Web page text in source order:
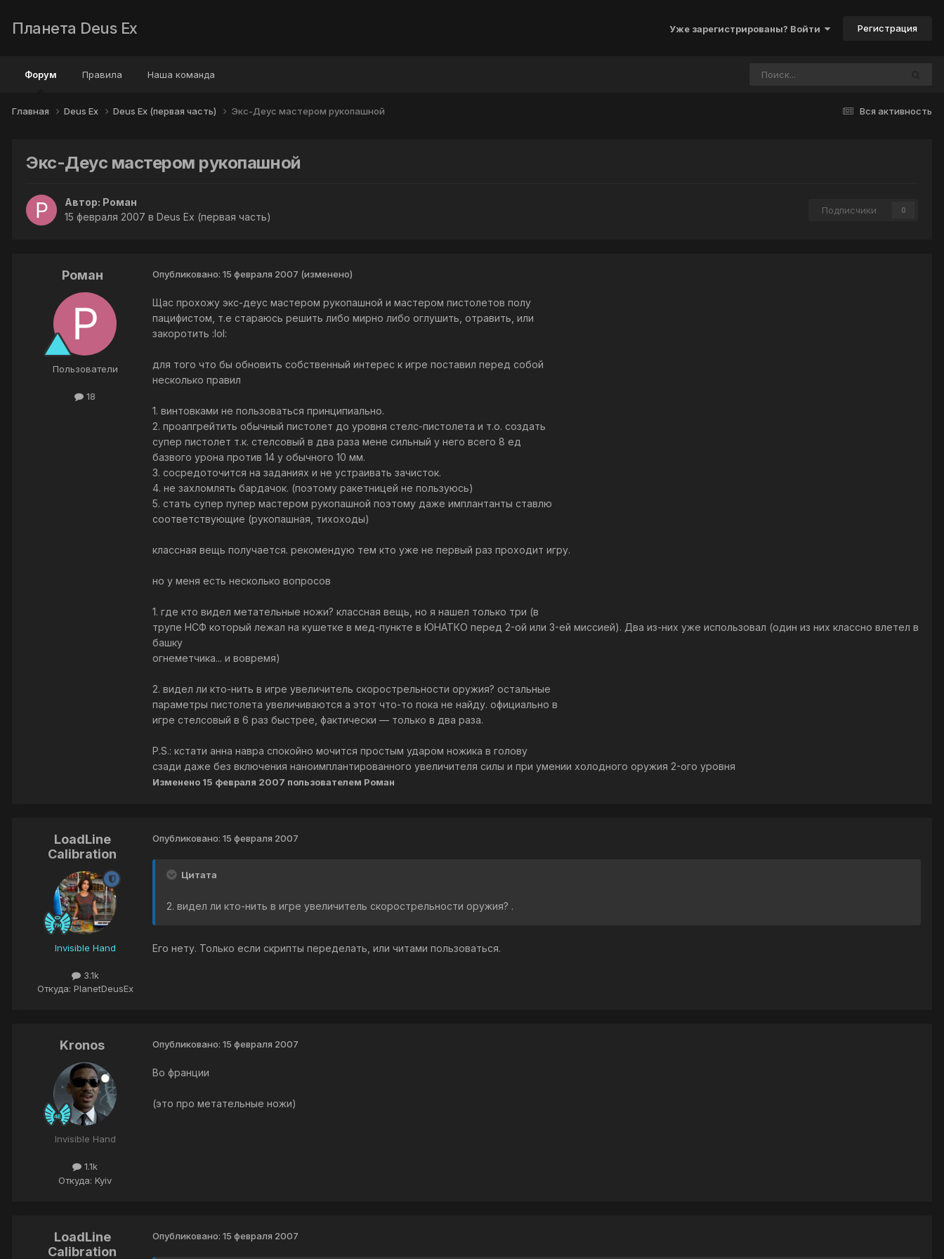
Планета Deus Ex Уже зарегистрированы? Войти Регистрация
Форум Правила Наша команда
Вся активность
Главная Deus Ex Deus Ex (первая часть) Экс-Деус мастером рукопашной
Экс-Деус мастером рукопашной
Автор: Роман
15 февраля 2007 в Deus Ex (первая часть)
Подписчики 0
Роман
Пользователи
18
Опубликовано: 15 февраля 2007 (изменено)
Щас прохожу экс-деус мастером рукопашной и мастером пистолетов полу
пацифистом, т.е стараюсь решить либо мирно либо оглушить, отравить, или
закоротить :lol:
для того что бы обновить собственный интерес к игре поставил перед собой
несколько правил
1. винтовками не пользоваться принципиально.
2. проапгрейтить обычный пистолет до уровня стелс-пистолета и т.о. создать
супер пистолет т.к. стелсовый в два раза мене сильный у него всего 8 ед
базвого урона против 14 у обычного 10 мм.
3. сосредоточится на заданиях и не устраивать зачисток.
4. не захломлять бардачок. (поэтому ракетницей не пользуюсь)
5. стать супер пупер мастером рукопашной поэтому даже имплантанты ставлю
соответствующие (рукопашная, тихоходы)
классная вещь получается. рекомендую тем кто уже не первый раз проходит игру.
но у меня есть несколько вопросов
1. где кто видел метательные ножи? классная вещь, но я нашел только три (в
трупе НСФ который лежал на кушетке в мед-пункте в ЮНАТКО перед 2-ой или 3-ей миссией). Два из-них уже использовал (один из них классно влетел в
башку
огнеметчика... и вовремя)
2. видел ли кто-нить в игре увеличитель скорострельности оружия? остальные
параметры пистолета увеличиваются а этот что-то пока не найду. официально в
игре стелсовый в 6 раз быстрее, фактически — только в два раза.
P.S.: кстати анна навра спокойно мочится простым ударом ножика в голову
сзади даже без включения наноимплантированного увеличителя силы и при умении холодного оружия 2-ого уровня
Изменено 15 февраля 2007 пользователем Роман
LoadLine
Calibration
Invisible Hand
3.1k
Откуда: PlanetDeusEx
Опубликовано: 15 февраля 2007
Цитата
2. видел ли кто-нить в игре увеличитель скорострельности оружия? .
Его нету. Только если скрипты переделать, или читами пользоваться.
Kronos
Invisible Hand
1.1k
Откуда: Kyiv
Опубликовано: 15 февраля 2007
Во франции
(это про метательные ножи)
LoadLine
Calibration
Опубликовано: 15 февраля 2007